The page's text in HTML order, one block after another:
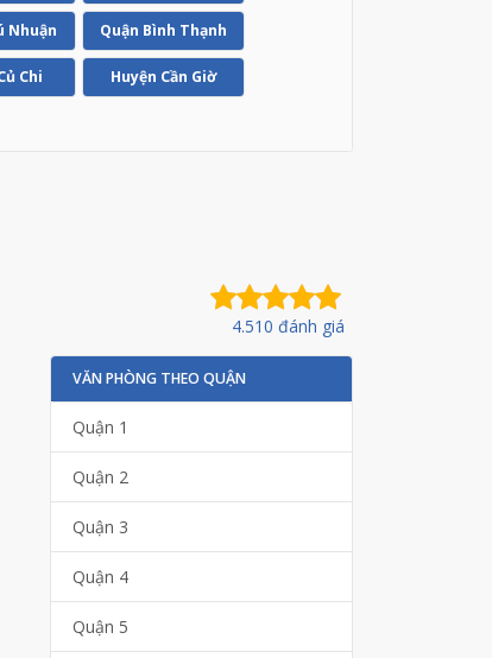
Nhuận Quận Bình Thạnh
Chi Huyện Cần Giờ
4.510 đánh giá
VĂN PHÒNG THEO QUẬN
Quận 1
Quận 2
Quận 3
Quận 4
Quận 5